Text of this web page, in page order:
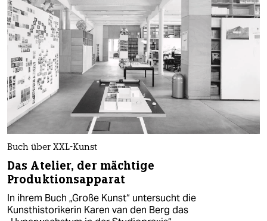
Buch über XXL-Kunst
Das Atelier, der mächtige
Produktionsapparat
In ihrem Buch „Große Kunst“ untersucht die
Kunsthistorikerin Karen van den Berg das